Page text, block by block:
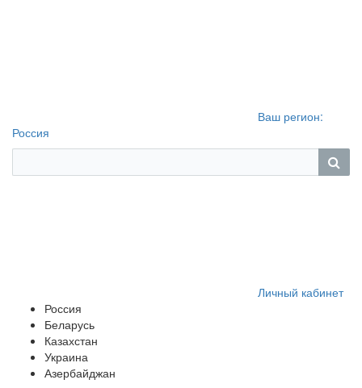
Ваш регион:
Россия
Личный кабинет
Россия
Беларусь
Казахстан
Украина
Азербайджан